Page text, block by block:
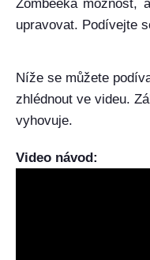
Zombeeka možnost,
upravovat. Podívejte
Níže se můžete
zhlédnout ve videu.
vyhovuje.
Video návod: